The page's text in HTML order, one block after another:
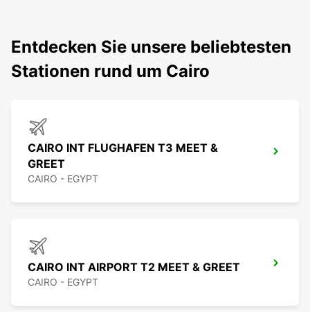
Entdecken Sie unsere beliebtesten
Stationen rund um Cairo
CAIRO INT FLUGHAFEN T3 MEET &
GREET
CAIRO - EGYPT
CAIRO INT AIRPORT T2 MEET & GREET
CAIRO - EGYPT